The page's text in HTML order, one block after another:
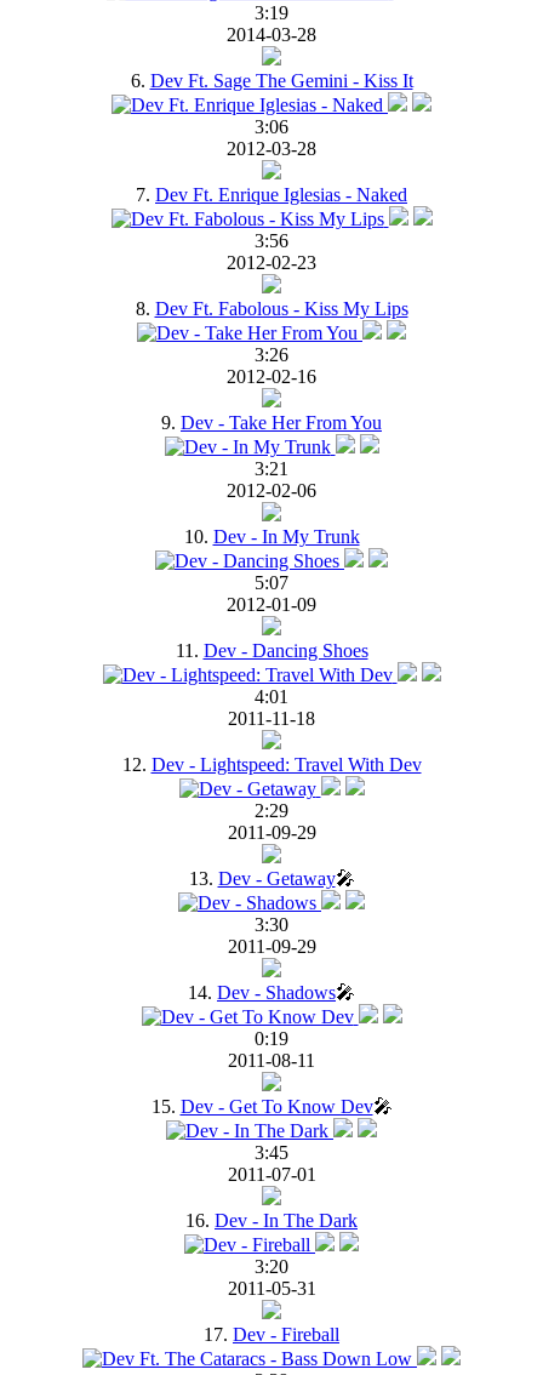
3:19
2014-03-28
6. Dev Ft. Sage The Gemini - Kiss It
3:06
2012-03-28
7. Dev Ft. Enrique Iglesias - Naked
3:56
2012-02-23
8. Dev Ft. Fabolous - Kiss My Lips
3:26
2012-02-16
9. Dev - Take Her From You
3:21
2012-02-06
10. Dev - In My Trunk
5:07
2012-01-09
11. Dev - Dancing Shoes
4:01
2011-11-18
12. Dev - Lightspeed: Travel With Dev
2:29
2011-09-29
13. Dev - Getaway🎤
3:30
2011-09-29
14. Dev - Shadows🎤
0:19
2011-08-11
15. Dev - Get To Know Dev🎤
3:45
2011-07-01
16. Dev - In The Dark
3:20
2011-05-31
17. Dev - Fireball